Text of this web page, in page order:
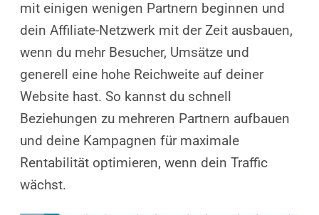
mit einigen wenigen Partnern beginnen und
dein Affiliate-Netzwerk mit der Zeit ausbauen,
wenn du mehr Besucher, Umsätze und
generell eine hohe Reichweite auf deiner
Website hast. So kannst du schnell
Beziehungen zu mehreren Partnern aufbauen
und deine Kampagnen für maximale
Rentabilität optimieren, wenn dein Traffic
wächst.